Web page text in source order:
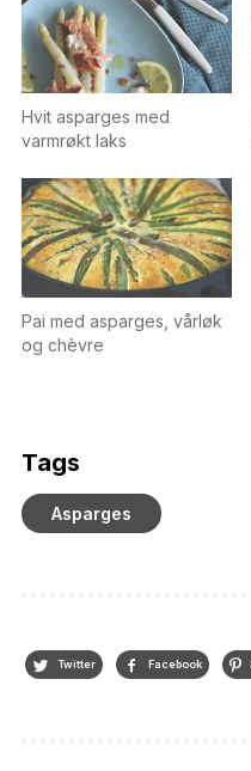
Hvit asparges med
varmrøkt laks
Pai med asparges, vårløk
og chèvre
Tags
Asparges
Twitter Facebook